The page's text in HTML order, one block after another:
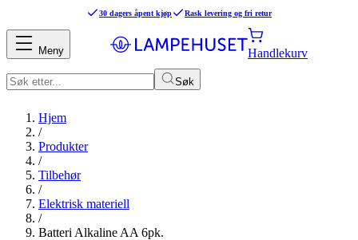
30 dagers åpent kjøp Rask levering og fri retur
Søk
Handlekurv
Meny
Hjem
/
Produkter
/
Tilbehør
/
Elektrisk materiell
/
Batteri Alkaline AA 6pk.